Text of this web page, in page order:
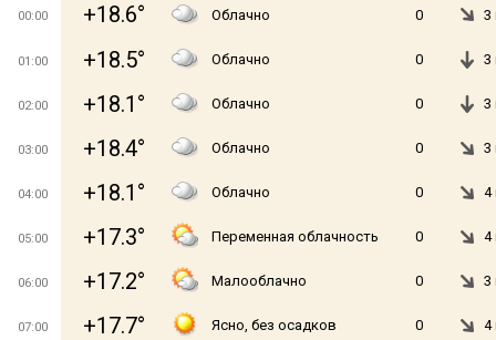
00:00 +18.6° Облачно 0 3
01:00 +18.5° Облачно 0 3
02:00 +18.1° Облачно 0 3
03:00 +18.4° Облачно 0 3
04:00 +18.1° Облачно 0 4
05:00 +17.3° Переменная облачность 0 4
06:00 +17.2° Малооблачно 0 3
07:00 +17.7° Ясно, без осадков 0 4